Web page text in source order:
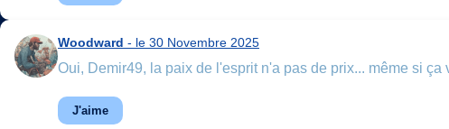
Woodward - le 30 Novembre 2025
Oui, Demir49, la paix de l'esprit n'a pas de prix... même si
J'aime